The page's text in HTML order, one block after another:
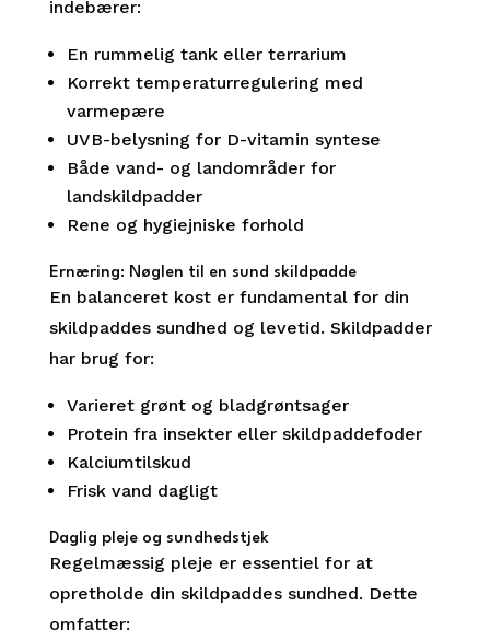
indebærer:
En rummelig tank eller terrarium
Korrekt temperaturregulering med
varmepære
UVB-belysning for D-vitamin syntese
Både vand- og landområder for
landskildpadder
Rene og hygiejniske forhold
Ernæring: Nøglen til en sund skildpadde
En balanceret kost er fundamental for din
skildpaddes sundhed og levetid. Skildpadder
har brug for:
Varieret grønt og bladgrøntsager
Protein fra insekter eller skildpaddefoder
Kalciumtilskud
Frisk vand dagligt
Daglig pleje og sundhedstjek
Regelmæssig pleje er essentiel for at
opretholde din skildpaddes sundhed. Dette
omfatter: